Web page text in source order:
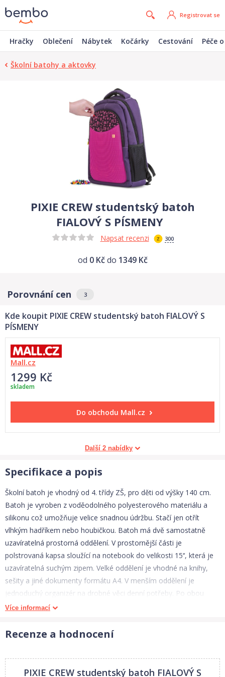
Registrovat se
Hračky Oblečení Nábytek Kočárky Cestování Péče
Školní batohy a aktovky
PIXIE CREW studentský batoh
FIALOVÝ S PÍSMENY
Napsat recenzi 300
od 0 Kčdo 1349 Kč
Porovnání cen 3
Kde koupit PIXIE CREW studentský batoh FIALOVÝ S
PÍSMENY
Mall.cz
1299 Kč
skladem
Do obchodu Mall.cz
Další 2 nabídky
Specifikace a popis
Školní batoh je vhodný od 4. třídy ZŠ, pro děti od výšky 140 cm.
Batoh je vyroben z voděodolného polyesterového materiálu a
silikonu což umožňuje velice snadnou údržbu. Stačí jen otřít
vlhkým hadříkem nebo houbičkou. Batoh má dvě samostatně
uzavíratelná prostorná oddělení. V prostornější části je
polstrovaná kapsa sloužící na notebook do velikosti 15‘‘, která je
uzavíratelná suchým zipem. Velké oddělení je vhodné na knihy,
sešity a jiné dokumenty formátu A4. V menším oddělení je
jednoduchý organizér na drobné věci denní potřeby. Po obou
stranách batohu jsou síťovinové kapsy, do kterých lze umístit
obsah nevypadl. Pro komfortní užívání má batoh ergonomicky
nastavení optimální polohu popruhů vzhledem k výšce dítěte.
Popruhy jsou široké a polstrované, aby se nezařezávaly a v
Více informací
Recenze a hodnocení
PIXIE CREW studentský batoh FIALOVÝ S